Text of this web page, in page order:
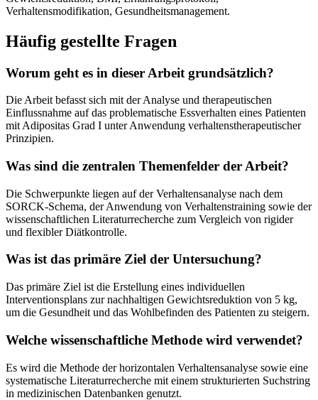
Verhaltensmodifikation, Gesundheitsmanagement.
Häufig gestellte Fragen
Worum geht es in dieser Arbeit grundsätzlich?
Die Arbeit befasst sich mit der Analyse und therapeutischen
Einflussnahme auf das problematische Essverhalten eines Patienten
mit Adipositas Grad I unter Anwendung verhaltenstherapeutischer
Prinzipien.
Was sind die zentralen Themenfelder der Arbeit?
Die Schwerpunkte liegen auf der Verhaltensanalyse nach dem
SORCK-Schema, der Anwendung von Verhaltenstraining sowie der
wissenschaftlichen Literaturrecherche zum Vergleich von rigider
und flexibler Diätkontrolle.
Was ist das primäre Ziel der Untersuchung?
Das primäre Ziel ist die Erstellung eines individuellen
Interventionsplans zur nachhaltigen Gewichtsreduktion von 5 kg,
um die Gesundheit und das Wohlbefinden des Patienten zu steigern.
Welche wissenschaftliche Methode wird verwendet?
Es wird die Methode der horizontalen Verhaltensanalyse sowie eine
systematische Literaturrecherche mit einem strukturierten Suchstring
in medizinischen Datenbanken genutzt.